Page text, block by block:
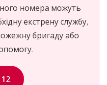
номера можуть
екстрену службу,
бригаду або